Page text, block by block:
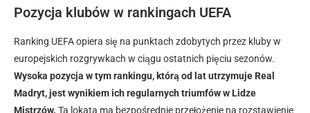
Pozycja klubów w rankingach UEFA
Ranking UEFA opiera się na punktach zdobytych przez kluby w
europejskich rozgrywkach w ciągu ostatnich pięciu sezonów.
Wysoka pozycja w tym rankingu, którą od lat utrzymuje Real
Madryt, jest wynikiem ich regularnych triumfów w Lidze
Mistrzów. Ta lokata ma bezpośrednie przełożenie na rozstawienie